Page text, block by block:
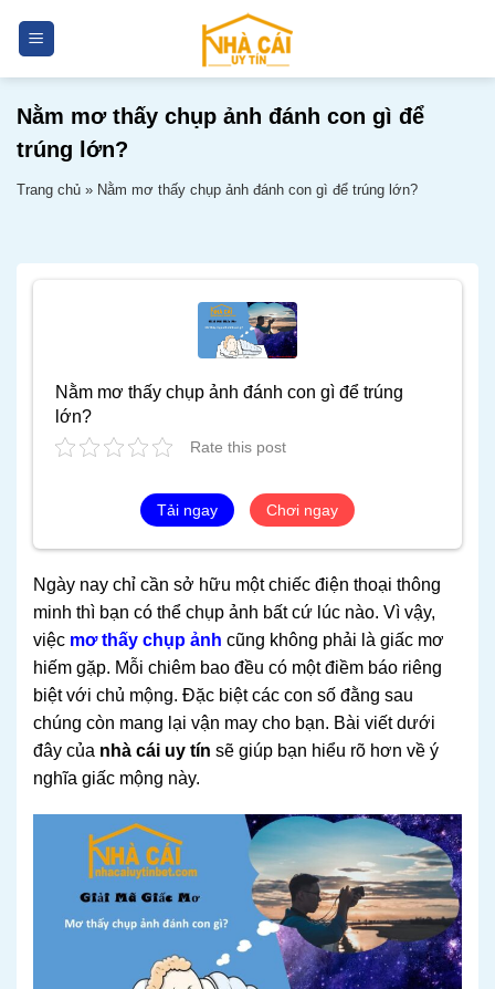
Nằm mơ thấy chụp ảnh đánh con gì để
trúng lớn?
Trang chủ » Nằm mơ thấy chụp ảnh đánh con gì để trúng lớn?
Nằm mơ thấy chụp ảnh đánh con gì để trúng
lớn?
Rate this post
Tải ngay Chơi ngay
Ngày nay chỉ cần sở hữu một chiếc điện thoại thông
minh thì bạn có thể chụp ảnh bất cứ lúc nào. Vì vậy,
việc mơ thấy chụp ảnh cũng không phải là giấc mơ
hiếm gặp. Mỗi chiêm bao đều có một điềm báo riêng
biệt với chủ mộng. Đặc biệt các con số đằng sau
chúng còn mang lại vận may cho bạn. Bài viết dưới
đây của nhà cái uy tín sẽ giúp bạn hiểu rõ hơn về ý
nghĩa giấc mộng này.